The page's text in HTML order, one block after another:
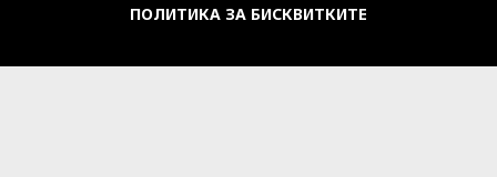
ПОЛИТИКА ЗА БИСКВИТКИТЕ